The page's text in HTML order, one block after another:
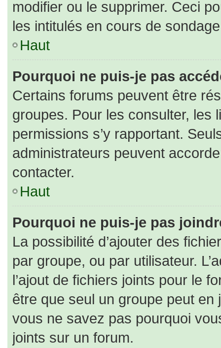
modifier ou le supprimer. Ceci
les intitulés en cours de
Haut
Pourquoi ne puis-je pas
Certains forums peuvent être
groupes. Pour les consulter, les
permissions s’y rapportant.
administrateurs peuvent
contacter.
Haut
Pourquoi ne puis-je pas
La possibilité d’ajouter des
par groupe, ou par utilisateur.
l’ajout de fichiers joints pour le
être que seul un groupe peut en
vous ne savez pas pourquoi
joints sur un forum.